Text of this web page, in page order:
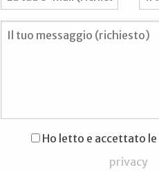
Ho letto e accettato le
privacy